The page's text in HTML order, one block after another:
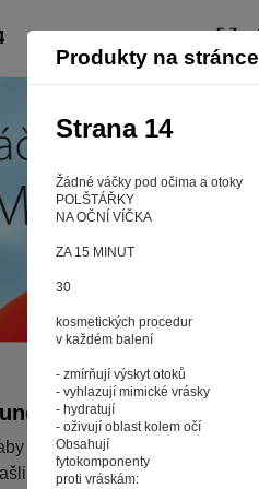
Produkty na stránce
Strana 14
Žádné váčky pod očima a otoky
POLŠTÁŘKY
NA OČNÍ VÍČKA
ZA 15 MINUT
30
kosmetických procedur
v každém balení
- zmírňují výskyt otoků
- vyhlazují mimické vrásky
- hydratují
- oživují oblast kolem očí
Obsahují
fytokomponenty
proti vráskám:
tak, jak ho
pro vás nakupování bylo co
to, co hledáte, ušetřili